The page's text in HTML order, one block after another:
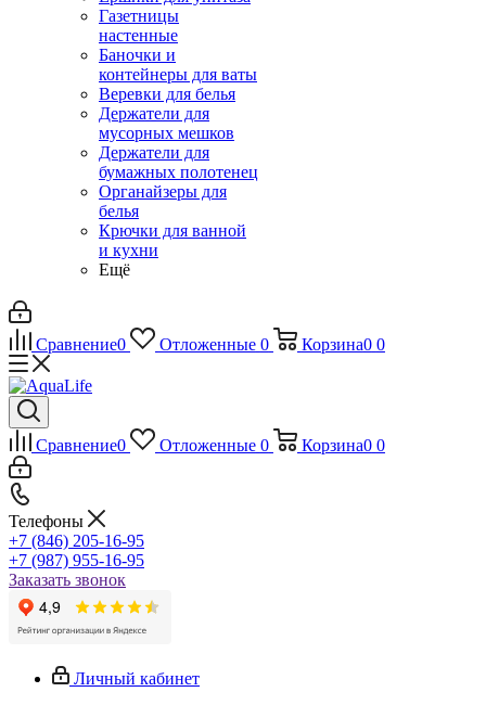
Газетницы
настенные
Баночки и
контейнеры для ваты
Веревки для белья
Держатели для
мусорных мешков
Держатели для
бумажных полотенец
Органайзеры для
белья
Крючки для ванной
и кухни
Ещё
Сравнение0 Отложенные 0 Корзина0 0
Сравнение0 Отложенные 0 Корзина0 0
Телефоны
+7 (846) 205-16-95
+7 (987) 955-16-95
Заказать звонок
Личный кабинет